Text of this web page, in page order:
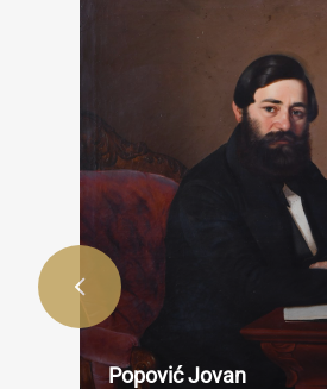
Popović Jovan